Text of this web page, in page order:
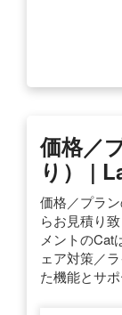
価格／
り） |
価格／プラ
らお見積り
メントのCat
ェア対策／
た機能とサ